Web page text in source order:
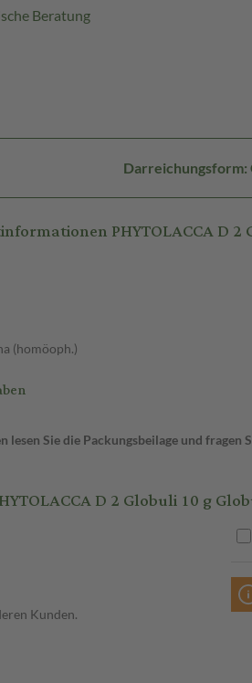
Beratung
Darreichungsform:
PHYTOLACCA D 2
(homöoph.)
lesen Sie die Packungsbeilage und
D 2 Globuli 10 g
Kunden.